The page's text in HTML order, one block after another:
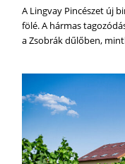
A Lingvay Pincészet új
fölé. A hármas
a Zsobrák dűlőben,